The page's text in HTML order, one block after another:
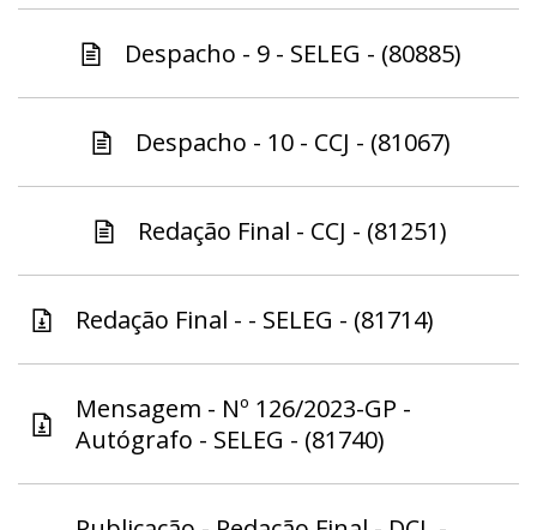
Despacho - 9 - SELEG - (80885)
Despacho - 10 - CCJ - (81067)
Redação Final - CCJ - (81251)
Redação Final - - SELEG - (81714)
Mensagem - Nº 126/2023-GP -
Autógrafo - SELEG - (81740)